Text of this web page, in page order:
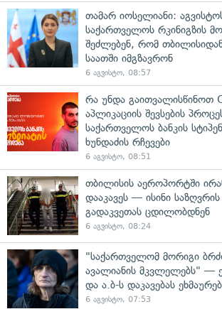
თამარ იოსელიანი:
საქართველოს რკინიგზის
შეძლებენ, რომ
საათში იმგზავრონ
6 აგვისტო, 08:57
რა უნდა გაითვალისწინოთ
აპლიკაციის შევსების
საქართველოს ბანკის
ხუნდაძის რჩევები
6 აგვისტო, 08:51
თბილისის აეროპორტში
დააკავეს — ისინი
გადაკვეთას ცდილობდნენ
6 აგვისტო, 08:24
"საქართველომ მორიგი
ავალიანის მკვლელებს" —
და ა.ბ-ს დაკავებას
6 აგვისტო, 07:53